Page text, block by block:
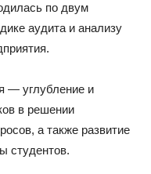
по двум
аудита и анализу
— углубление и
в решении
а также развитие
студентов.